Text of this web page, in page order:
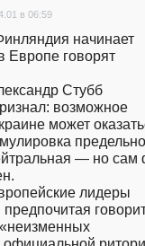
в 06:59
начинает
Европе говорят
Стубб
возможное
может
предельно
— но сам
лидеры